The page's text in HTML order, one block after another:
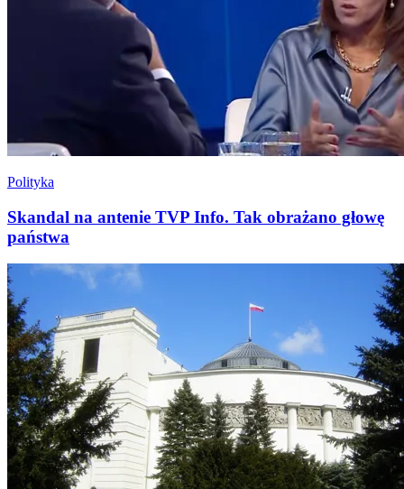
Polityka
Skandal na antenie TVP Info. Tak obrażano głowę
państwa